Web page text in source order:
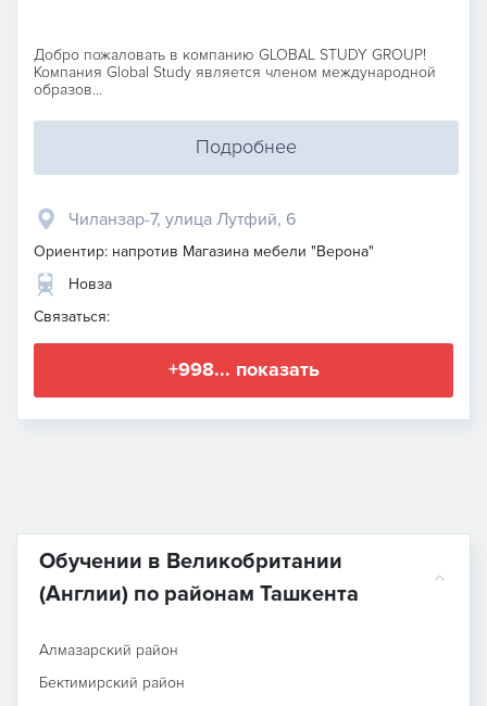
Добро пожаловать в компанию GLOBAL STUDY GROUP!
Компания Global Study является членом международной
образов...
Подробнее
Чиланзар-7, улица Лутфий, 6
Ориентир: напротив Магазина мебели "Верона"
Новза
Связаться:
+998... показать
Обучении в Великобритании
(Англии) по районам Ташкента
Алмазарский район
Бектимирский район